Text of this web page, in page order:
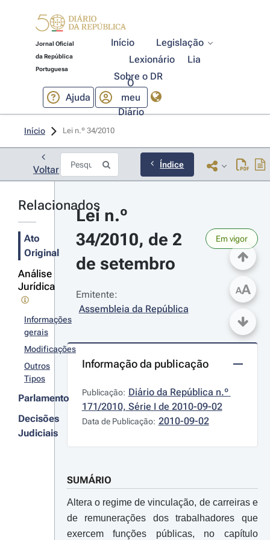
Jornal Oficial
da República
Portuguesa
Início
Legislação
Lexionário
Lia
Sobre o DR
Ajuda
O
meu
Diário
Início Lei n.º 34/2010
Voltar Índice
Relacionados
Ato
Original
Análise
Jurídica
Informações
gerais
Modificações
Outros
Tipos
Parlamento
Decisões
Judiciais
Lei n.º
34/2010, de 2
de setembro
Em vigor
Emitente:
Assembleia da República
Informação da publicação
Publicação: Diário da República n.º
171/2010, Série I de 2010-09-02
Data de Publicação: 2010-09-02
SUMÁRIO
Altera o regime de vinculação, de carreiras e
de remunerações dos trabalhadores que
exercem funções públicas, no capítulo
AA